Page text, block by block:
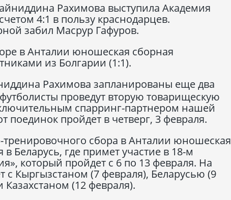
Рахимова выступила Академия
4:1 в пользу краснодарцев.
забил Масрур Гафуров.
в Анталии юношеская сборная
из Болгарии (1:1).
Рахимова запланированы еще два
проведут вторую товарищескую
спарринг-партнером нашей
поединок пройдет в четверг, 3 февраля.
сбора в Анталии юношеская
Беларусь, где примет участие в 18-м
который пройдет с 6 по 13 февраля. На
Кыргызстаном (7 февраля), Беларусью (9
(12 февраля).